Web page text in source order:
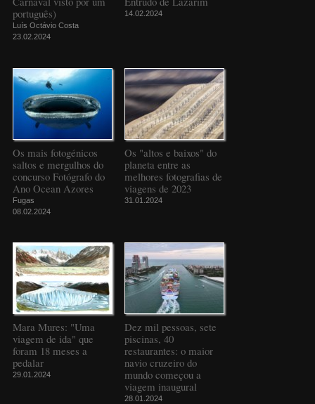
português)
Luís Octávio Costa
23.02.2024
14.02.2024
Os mais fotogénicos
saltos e mergulhos do
concurso Fotógrafo do
Ano Ocean Azores
Fugas
08.02.2024
Os "altos e baixos" do
planeta entre as
melhores fotografias de
viagens de 2023
31.01.2024
Mara Mures: "Uma
viagem de ida" que
foram 18 meses a
pedalar
29.01.2024
Dez mil pessoas, sete
piscinas, 40
restaurantes: o maior
navio cruzeiro do
mundo começou a
viagem inaugural
28.01.2024